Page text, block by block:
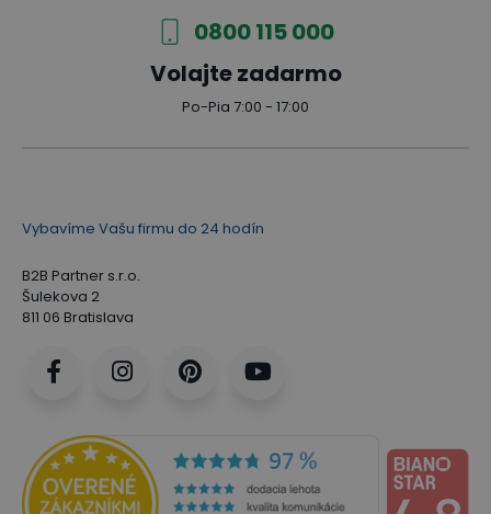
0800 115 000
Volajte zadarmo
Po-Pia 7:00 - 17:00
Vybavíme Vašu firmu do 24 hodín
B2B Partner s.r.o.
Šulekova 2
811 06 Bratislava